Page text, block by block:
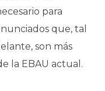
para
que, tal
son más
la EBAU actual.